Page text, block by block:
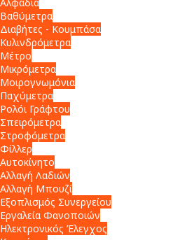
Βαθύμετρα
Διαβήτες - Κουμπάσα
Κυλινδρόμετρα
Μέτρο
Μικρόμετρα
Μοιρογνωμόνια
Παχύμετρα
Ρολόι Γράφτου
Σπειρόμετρα
Στροφόμετρα
Φίλλερ
Αυτοκίνητο
Αλλαγή Λαδιών
Αλλαγή Μπουζί
Εξοπλισμός Συνεργείου
Εργαλεία Φανοποιών
Ηλεκτρονικός Έλεγχος